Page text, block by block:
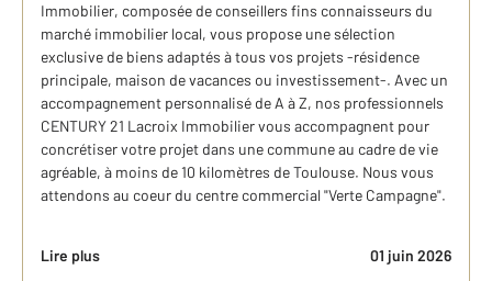
Immobilier, composée de conseillers fins connaisseurs du
marché immobilier local, vous propose une sélection
exclusive de biens adaptés à tous vos projets -résidence
principale, maison de vacances ou investissement-. Avec un
accompagnement personnalisé de A à Z, nos professionnels
CENTURY 21 Lacroix Immobilier vous accompagnent pour
concrétiser votre projet dans une commune au cadre de vie
agréable, à moins de 10 kilomètres de Toulouse. Nous vous
attendons au coeur du centre commercial "Verte Campagne".
Lire plus 01 juin 2026